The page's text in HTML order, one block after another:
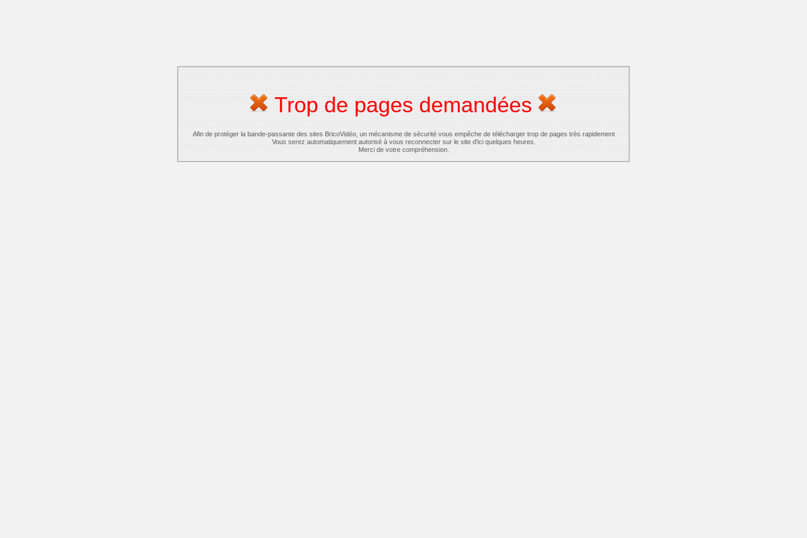
Trop de pages demandées
Afin de protéger la bande-passante des sites BricoVidéo, un mécanisme de sécurité vous empêche de télécharger trop de pages très rapidement
Vous serez automatiquement autorisé à vous reconnecter sur le site d'ici quelques heures.
Merci de votre compréhension.